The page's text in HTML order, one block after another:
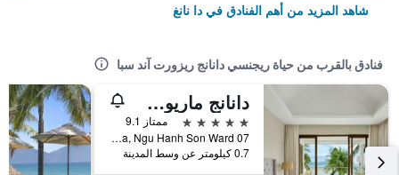
شاهد المزيد من أهم الفنادق في دا نانغ
فنادق بالقرب من حياة ريجنسي دانانج ريزورت آند سبا
دانانج ماريوت ريزورت آند سبا
5 نجوم
ممتاز 9.1
07 Truong Sa, Ngu Hanh Son Ward, دا نانغ, فيتنام
0.7 كيلومتر عن وسط المدينة